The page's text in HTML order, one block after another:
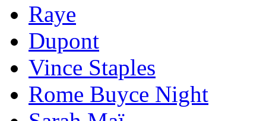
Raye
Dupont
Vince Staples
Rome Buyce Night